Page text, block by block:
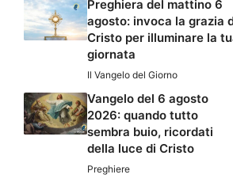
Preghiera del mattino 6
agosto: invoca la grazia
Cristo per illuminare la
giornata
Il Vangelo del Giorno
Vangelo del 6 agosto
2026: quando tutto
sembra buio, ricordati
della luce di Cristo
Preghiere